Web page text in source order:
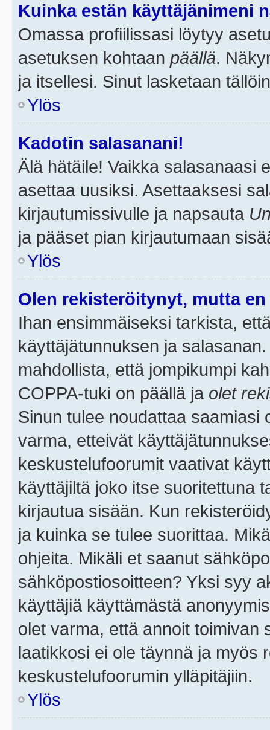
Kuinka estän käyttäjänimeni
Omassa profiilissasi löytyy
asetuksen kohtaan päällä.
ja itsellesi. Sinut lasketaan
Ylös
Kadotin salasanani!
Älä hätäile! Vaikka salasanaasi
asettaa uusiksi. Asettaaksesi
kirjautumissivulle ja napsauta
ja pääset pian kirjautumaan
Ylös
Olen rekisteröitynyt, mutta
Ihan ensimmäiseksi tarkista,
käyttäjätunnuksen ja
mahdollista, että jompikumpi
COPPA-tuki on päällä ja olet
Sinun tulee noudattaa saamiasi
varma, etteivät
keskustelufoorumit vaativat
käyttäjiltä joko itse suoritettuna
kirjautua sisään. Kun
ja kuinka se tulee suorittaa.
ohjeita. Mikäli et saanut
sähköpostiosoitteen? Yksi syy
käyttäjiä käyttämästä
olet varma, että annoit toimivan
laatikkosi ei ole täynnä ja myös
keskustelufoorumin ylläpitäjiin.
Ylös